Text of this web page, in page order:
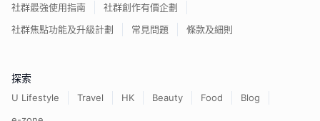
社群最強使用指南
社群創作有價企劃
社群焦點功能及升級計劃
常見問題 條款及細則
探索
U Lifestyle Travel HK Beauty Food
Blog